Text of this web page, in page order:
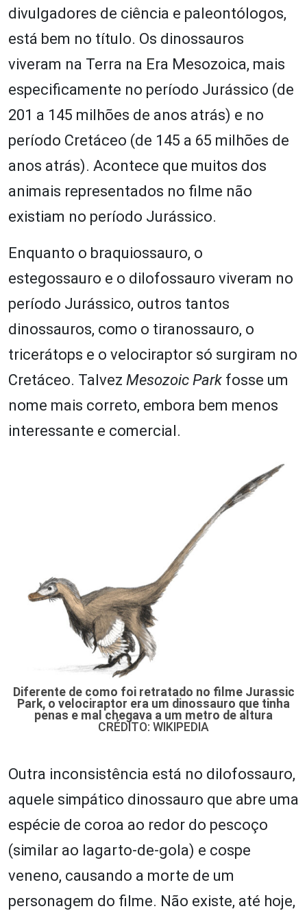
divulgadores de ciência e paleontólogos,
está bem no título. Os dinossauros
viveram na Terra na Era Mesozoica, mais
especificamente no período Jurássico (de
201 a 145 milhões de anos atrás) e no
período Cretáceo (de 145 a 65 milhões de
anos atrás). Acontece que muitos dos
animais representados no filme não
existiam no período Jurássico.
Enquanto o braquiossauro, o
estegossauro e o dilofossauro viveram no
período Jurássico, outros tantos
dinossauros, como o tiranossauro, o
tricerátops e o velociraptor só surgiram no
Cretáceo. Talvez Mesozoic Park fosse um
nome mais correto, embora bem menos
interessante e comercial.
Diferente de como foi retratado no filme Jurassic
Park, o velociraptor era um dinossauro que tinha
penas e mal chegava a um metro de altura
CRÉDITO: WIKIPEDIA
Outra inconsistência está no dilofossauro,
aquele simpático dinossauro que abre uma
espécie de coroa ao redor do pescoço
(similar ao lagarto-de-gola) e cospe
veneno, causando a morte de um
personagem do filme. Não existe, até hoje,